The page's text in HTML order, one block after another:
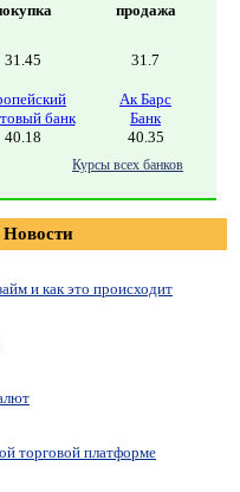
продажа
31.45 31.7
банк
40.18
Ак Барс
Банк
40.35
Курсы всех банков
Новости
и как это происходит
торговой платформе